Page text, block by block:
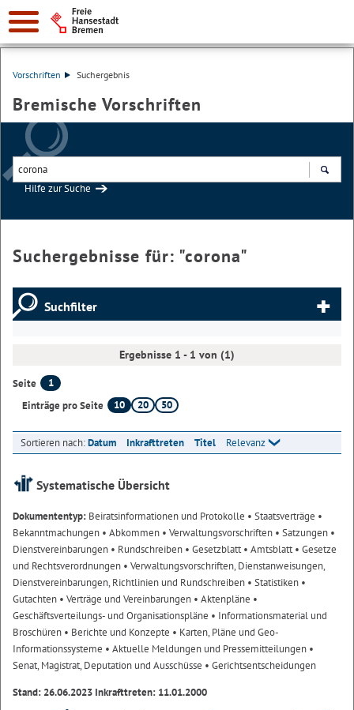
Vorschriften Suchergebnis
Bremische Vorschriften
Hilfe zur Suche
Suchergebnisse für: "corona"
Suchfilter
Ergebnisse 1 - 1 von (1)
Seite
1
Einträge pro Seite
10 20 50
Sortieren nach:Datum Inkrafttreten Titel Relevanz
Systematische Übersicht
Dokumententyp: Beiratsinformationen und Protokolle • Staatsverträge •
Bekanntmachungen • Abkommen • Verwaltungsvorschriften • Satzungen •
Dienstvereinbarungen • Rundschreiben • Gesetzblatt• Amtsblatt• Gesetze
und Rechtsverordnungen • Verwaltungsvorschriften, Dienstanweisungen,
Dienstvereinbarungen, Richtlinien und Rundschreiben • Statistiken •
Gutachten • Verträge und Vereinbarungen • Aktenpläne •
Geschäftsverteilungs- und Organisationspläne • Informationsmaterial und
Broschüren • Berichte und Konzepte • Karten, Pläne und Geo-
Informationssysteme • Aktuelle Meldungen und Pressemitteilungen •
Senat, Magistrat, Deputation und Ausschüsse • Gerichtsentscheidungen
Stand: 26.06.2023 Inkrafttreten: 11.01.2000